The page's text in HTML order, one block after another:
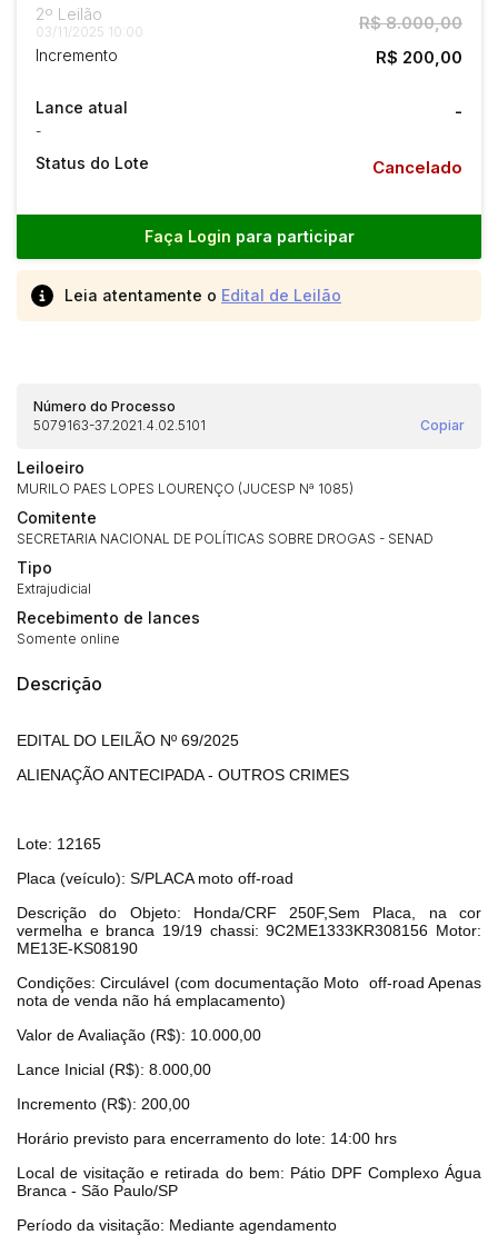
2º Leilão
03/11/2025 10:00 R$ 8.000,00
Incremento R$ 200,00
Lance atual
-
-
Status do Lote Cancelado
Faça Login para participar
Leia atentamente o Edital de Leilão
Número do Processo
5079163-37.2021.4.02.5101
Copiar
Leiloeiro
MURILO PAES LOPES LOURENÇO (JUCESP Nª 1085)
Comitente
SECRETARIA NACIONAL DE POLÍTICAS SOBRE DROGAS - SENAD
Tipo
Extrajudicial
Recebimento de lances
Somente online
Descrição
EDITAL DO LEILÃO Nº 69/2025
ALIENAÇÃO ANTECIPADA - OUTROS CRIMES
Lote: 12165
Placa (veículo): S/PLACA moto off-road
Descrição do Objeto: Honda/CRF 250F,Sem Placa, na cor
vermelha e branca 19/19 chassi: 9C2ME1333KR308156 Motor:
ME13E-KS08190
Condições: Circulável (com documentação Moto off-road Apenas
nota de venda não há emplacamento)
Valor de Avaliação (R$): 10.000,00
Lance Inicial (R$): 8.000,00
Incremento (R$): 200,00
Horário previsto para encerramento do lote: 14:00 hrs
Local de visitação e retirada do bem: Pátio DPF Complexo Água
Branca - São Paulo/SP
Período da visitação: Mediante agendamento
(Art. 895, CPC)
Histórico de Propostas
Data
14/04/2025 18:43:11 TIAGOFELIPE
Habilite-se para efetuar lances ou
propostas